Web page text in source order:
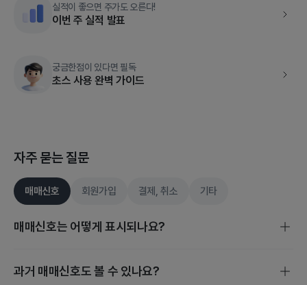
실적이 좋으면 주가도 오른다!
이번 주 실적 발표
궁금한점이 있다면 필독
초스 사용 완벽 가이드
자주 묻는 질문
매매신호 회원가입 결제, 취소 기타
매매신호는 어떻게 표시되나요?
매매신호는 스마트 스코어, 밸류에이션, 수급 분석을 기준으로
과거 매매신호도 볼 수 있나요?